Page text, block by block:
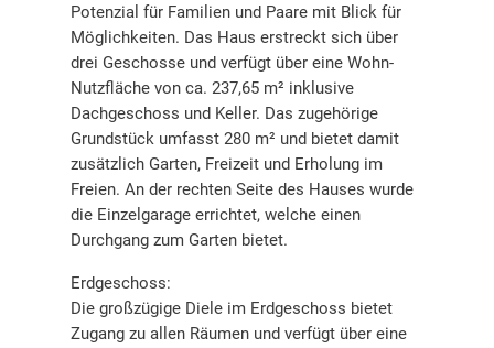
Potenzial für Familien und Paare mit Blick für
Möglichkeiten. Das Haus erstreckt sich über
drei Geschosse und verfügt über eine Wohn-
Nutzfläche von ca. 237,65 m² inklusive
Dachgeschoss und Keller. Das zugehörige
Grundstück umfasst 280 m² und bietet damit
zusätzlich Garten, Freizeit und Erholung im
Freien. An der rechten Seite des Hauses wurde
die Einzelgarage errichtet, welche einen
Durchgang zum Garten bietet.
Erdgeschoss:
Die großzügige Diele im Erdgeschoss bietet
Zugang zu allen Räumen und verfügt über eine